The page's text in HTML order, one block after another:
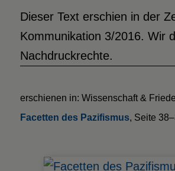
Dieser Text erschien in der
Kommunikation 3/2016. Wir
Nachdruckrechte.
erschienen in: Wissenschaft &
Facetten des Pazifismus, Seite